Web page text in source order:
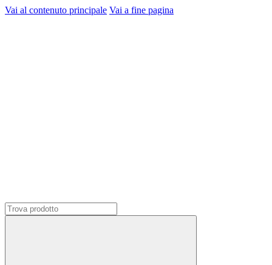
Vai al contenuto principale Vai a fine pagina